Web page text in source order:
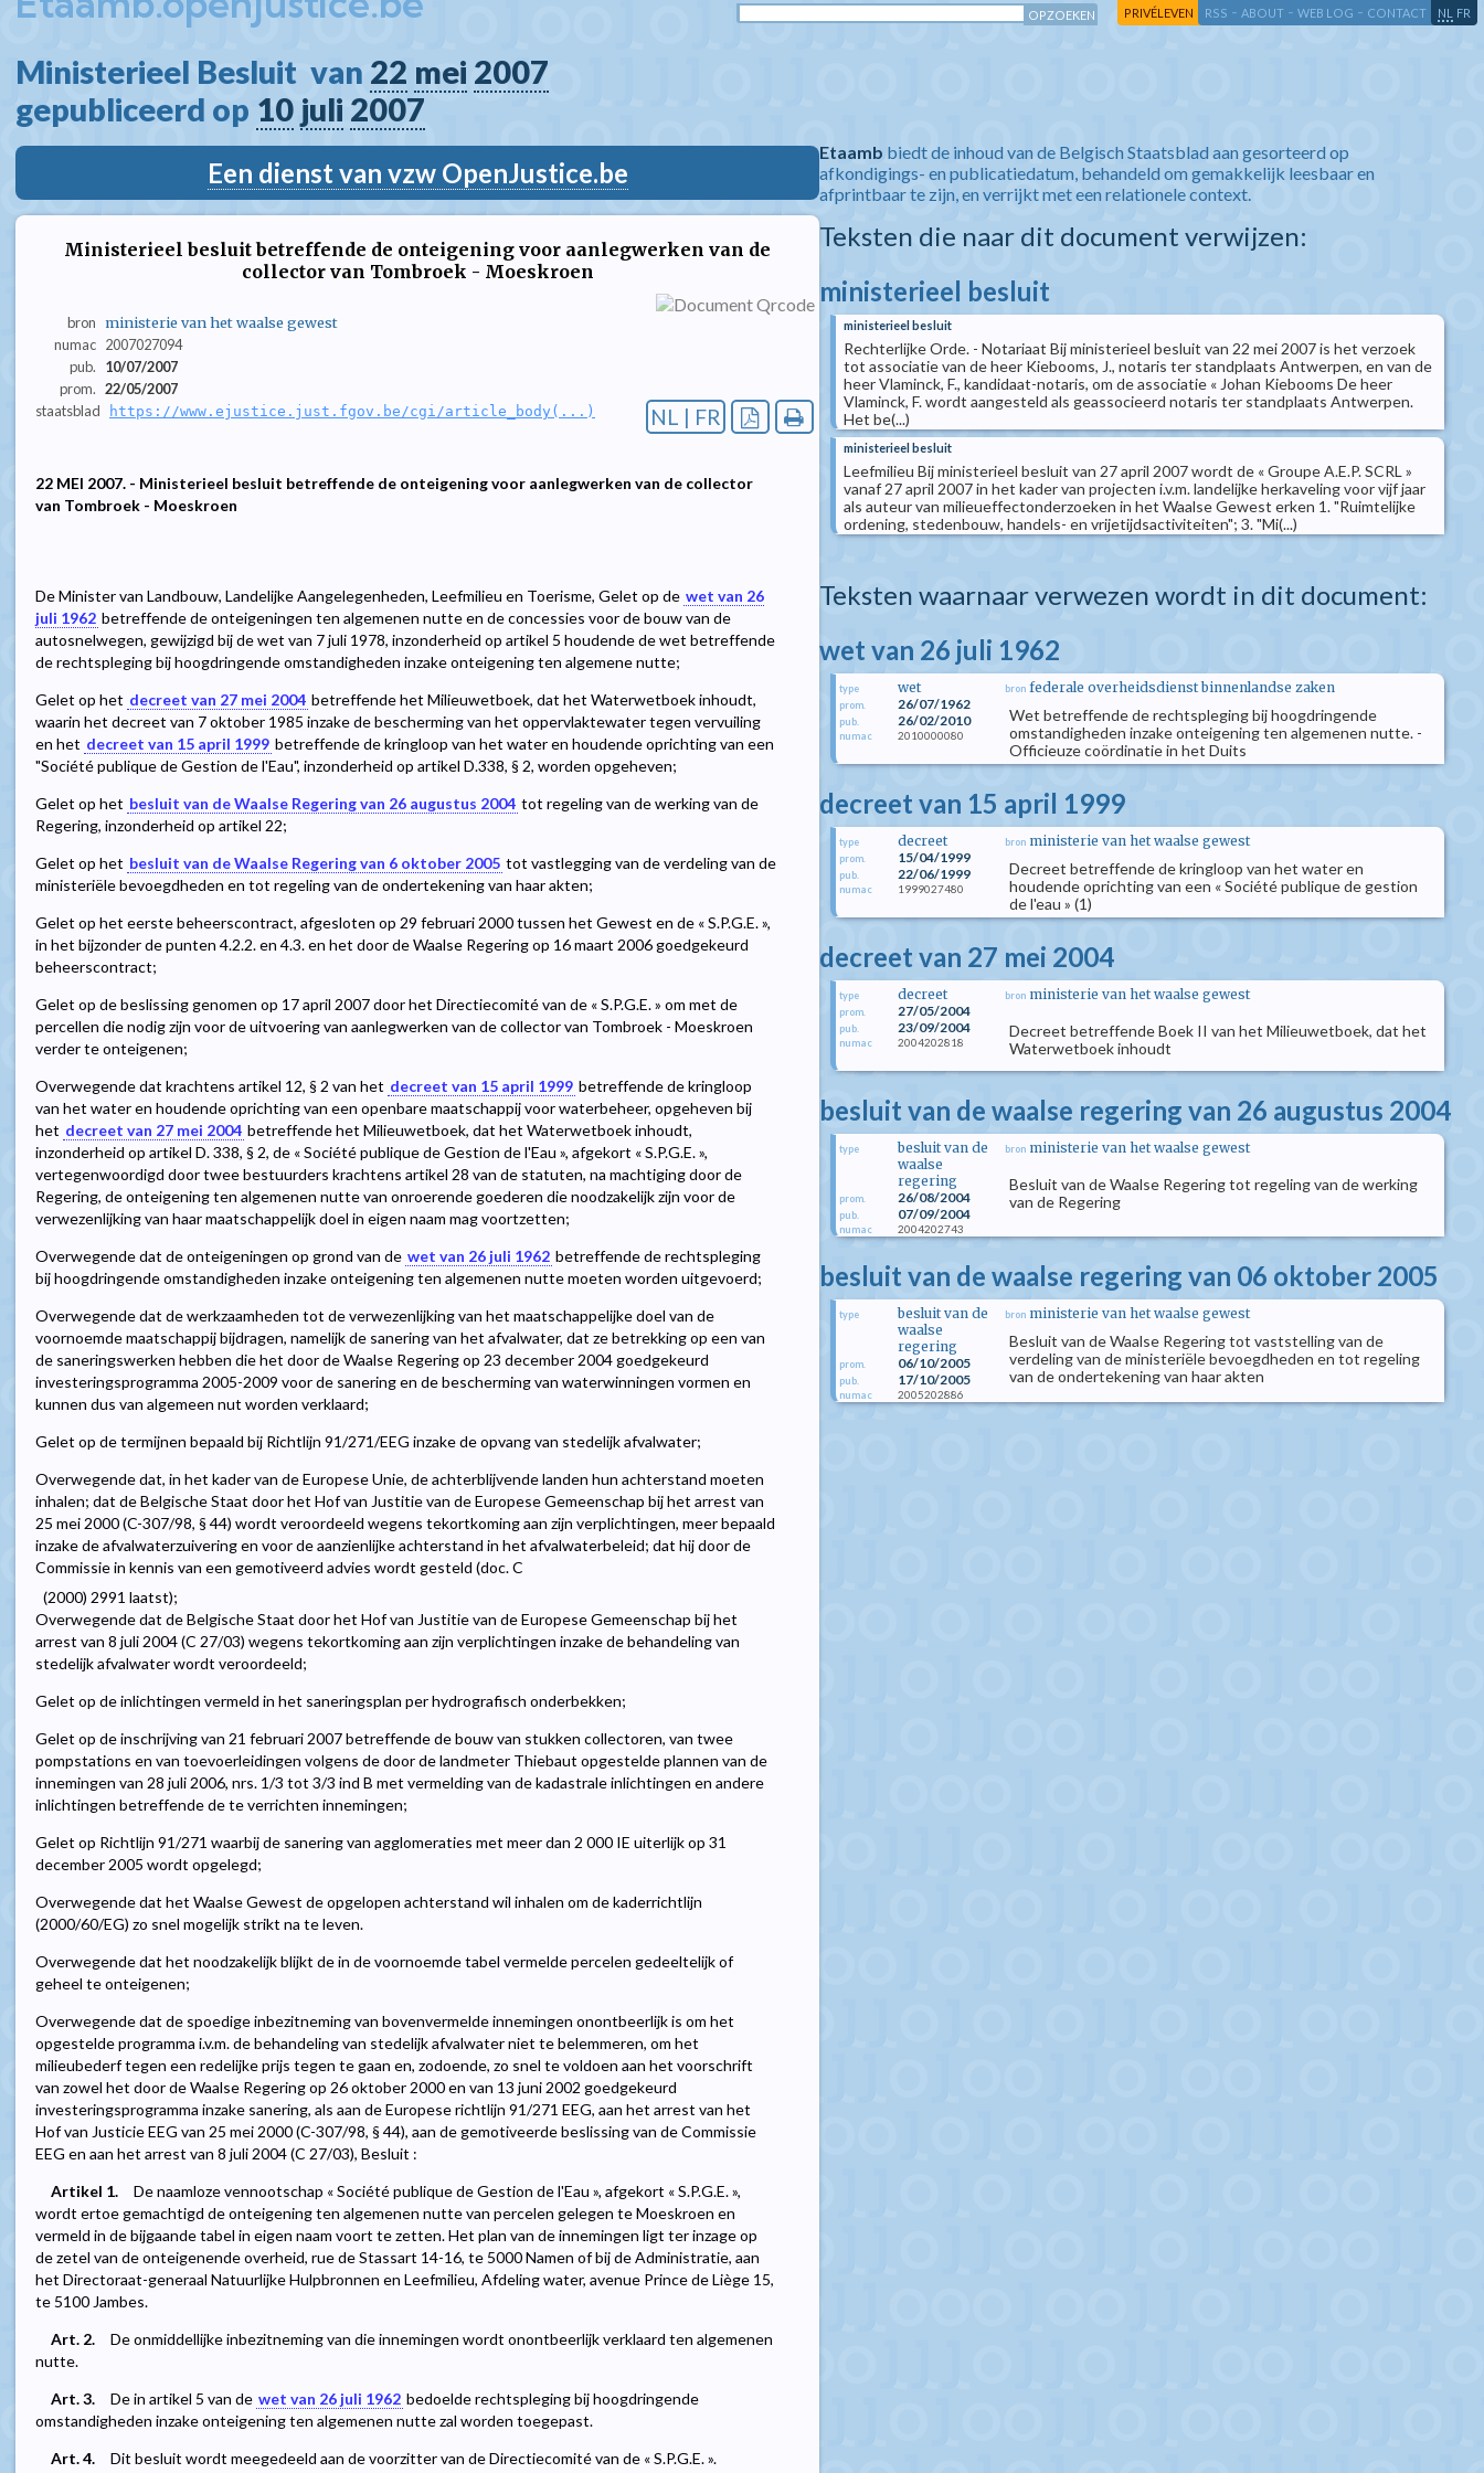
PRIVÉLEVEN RSS - ABOUT - WEB LOG - CONTACT NL FR
Ministerieel Besluit  van 22 mei 2007
gepubliceerd op 10 juli 2007
Een dienst van vzw OpenJustice.be
Ministerieel besluit betreffende de onteigening voor aanlegwerken van de
collector van Tombroek - Moeskroen
bron ministerie van het waalse gewest
numac 2007027094
pub.
10/07/2007
prom. 22/05/2007
staatsblad
https://www.ejustice.just.fgov.be/cgi/article_body(...) NL | FR
22 MEI 2007. - Ministerieel besluit betreffende de onteigening voor aanlegwerken van de collector
van Tombroek - Moeskroen
De Minister van Landbouw, Landelijke Aangelegenheden, Leefmilieu en Toerisme, Gelet op de wet van 26
juli 1962 betreffende de onteigeningen ten algemenen nutte en de concessies voor de bouw van de
autosnelwegen, gewijzigd bij de wet van 7 juli 1978, inzonderheid op artikel 5 houdende de wet betreffende
de rechtspleging bij hoogdringende omstandigheden inzake onteigening ten algemene nutte;
Gelet op het decreet van 27 mei 2004 betreffende het Milieuwetboek, dat het Waterwetboek inhoudt,
waarin het decreet van 7 oktober 1985 inzake de bescherming van het oppervlaktewater tegen vervuiling
en het decreet van 15 april 1999 betreffende de kringloop van het water en houdende oprichting van een
"Société publique de Gestion de l'Eau", inzonderheid op artikel D.338, § 2, worden opgeheven;
Gelet op het besluit van de Waalse Regering van 26 augustus 2004 tot regeling van de werking van de
Regering, inzonderheid op artikel 22;
Gelet op het besluit van de Waalse Regering van 6 oktober 2005 tot vastlegging van de verdeling van de
ministeriële bevoegdheden en tot regeling van de ondertekening van haar akten;
Gelet op het eerste beheerscontract, afgesloten op 29 februari 2000 tussen het Gewest en de « S.P.G.E. »,
in het bijzonder de punten 4.2.2. en 4.3. en het door de Waalse Regering op 16 maart 2006 goedgekeurd
beheerscontract;
Gelet op de beslissing genomen op 17 april 2007 door het Directiecomité van de « S.P.G.E. » om met de
percellen die nodig zijn voor de uitvoering van aanlegwerken van de collector van Tombroek - Moeskroen
verder te onteigenen;
Overwegende dat krachtens artikel 12, § 2 van het decreet van 15 april 1999 betreffende de kringloop
van het water en houdende oprichting van een openbare maatschappij voor waterbeheer, opgeheven bij
het decreet van 27 mei 2004 betreffende het Milieuwetboek, dat het Waterwetboek inhoudt,
inzonderheid op artikel D. 338, § 2, de « Société publique de Gestion de l'Eau », afgekort « S.P.G.E. »,
vertegenwoordigd door twee bestuurders krachtens artikel 28 van de statuten, na machtiging door de
Regering, de onteigening ten algemenen nutte van onroerende goederen die noodzakelijk zijn voor de
verwezenlijking van haar maatschappelijk doel in eigen naam mag voortzetten;
Overwegende dat de onteigeningen op grond van de wet van 26 juli 1962 betreffende de rechtspleging
bij hoogdringende omstandigheden inzake onteigening ten algemenen nutte moeten worden uitgevoerd;
Overwegende dat de werkzaamheden tot de verwezenlijking van het maatschappelijke doel van de
voornoemde maatschappij bijdragen, namelijk de sanering van het afvalwater, dat ze betrekking op een van
de saneringswerken hebben die het door de Waalse Regering op 23 december 2004 goedgekeurd
investeringsprogramma 2005-2009 voor de sanering en de bescherming van waterwinningen vormen en
kunnen dus van algemeen nut worden verklaard;
Gelet op de termijnen bepaald bij Richtlijn 91/271/EEG inzake de opvang van stedelijk afvalwater;
Overwegende dat, in het kader van de Europese Unie, de achterblijvende landen hun achterstand moeten
inhalen; dat de Belgische Staat door het Hof van Justitie van de Europese Gemeenschap bij het arrest van
25 mei 2000 (C-307/98, § 44) wordt veroordeeld wegens tekortkoming aan zijn verplichtingen, meer bepaald
inzake de afvalwaterzuivering en voor de aanzienlijke achterstand in het afvalwaterbeleid; dat hij door de
Commissie in kennis van een gemotiveerd advies wordt gesteld (doc. C
(2000) 2991 laatst);
Overwegende dat de Belgische Staat door het Hof van Justitie van de Europese Gemeenschap bij het
arrest van 8 juli 2004 (C 27/03) wegens tekortkoming aan zijn verplichtingen inzake de behandeling van
stedelijk afvalwater wordt veroordeeld;
Gelet op de inlichtingen vermeld in het saneringsplan per hydrografisch onderbekken;
Gelet op de inschrijving van 21 februari 2007 betreffende de bouw van stukken collectoren, van twee
pompstations en van toevoerleidingen volgens de door de landmeter Thiebaut opgestelde plannen van de
innemingen van 28 juli 2006, nrs. 1/3 tot 3/3 ind B met vermelding van de kadastrale inlichtingen en andere
inlichtingen betreffende de te verrichten innemingen;
Gelet op Richtlijn 91/271 waarbij de sanering van agglomeraties met meer dan 2 000 IE uiterlijk op 31
december 2005 wordt opgelegd;
Overwegende dat het Waalse Gewest de opgelopen achterstand wil inhalen om de kaderrichtlijn
(2000/60/EG) zo snel mogelijk strikt na te leven.
Overwegende dat het noodzakelijk blijkt de in de voornoemde tabel vermelde percelen gedeeltelijk of
geheel te onteigenen;
Overwegende dat de spoedige inbezitneming van bovenvermelde innemingen onontbeerlijk is om het
opgestelde programma i.v.m. de behandeling van stedelijk afvalwater niet te belemmeren, om het
milieubederf tegen een redelijke prijs tegen te gaan en, zodoende, zo snel te voldoen aan het voorschrift
van zowel het door de Waalse Regering op 26 oktober 2000 en van 13 juni 2002 goedgekeurd
investeringsprogramma inzake sanering, als aan de Europese richtlijn 91/271 EEG, aan het arrest van het
Hof van Justicie EEG van 25 mei 2000 (C-307/98, § 44), aan de gemotiveerde beslissing van de Commissie
EEG en aan het arrest van 8 juli 2004 (C 27/03), Besluit :
Artikel 1.
De naamloze vennootschap « Société publique de Gestion de l'Eau », afgekort « S.P.G.E. »,
wordt ertoe gemachtigd de onteigening ten algemenen nutte van percelen gelegen te Moeskroen en
vermeld in de bijgaande tabel in eigen naam voort te zetten. Het plan van de innemingen ligt ter inzage op
de zetel van de onteigenende overheid, rue de Stassart 14-16, te 5000 Namen of bij de Administratie, aan
het Directoraat-generaal Natuurlijke Hulpbronnen en Leefmilieu, Afdeling water, avenue Prince de Liège 15,
te 5100 Jambes.
Art. 2.
De onmiddellijke inbezitneming van die innemingen wordt onontbeerlijk verklaard ten algemenen
nutte.
Art. 3.
De in artikel 5 van de wet van 26 juli 1962 bedoelde rechtspleging bij hoogdringende
omstandigheden inzake onteigening ten algemenen nutte zal worden toegepast.
Art. 4.
Dit besluit wordt meegedeeld aan de voorzitter van de Directiecomité van de « S.P.G.E. ».
Etaamb biedt de inhoud van de Belgisch Staatsblad aan gesorteerd op
afkondigings- en publicatiedatum, behandeld om gemakkelijk leesbaar en
afprintbaar te zijn, en verrijkt met een relationele context.
Teksten die naar dit document verwijzen:
ministerieel besluit
ministerieel besluit
Rechterlijke Orde. - Notariaat Bij ministerieel besluit van 22 mei 2007 is het verzoek
tot associatie van de heer Kiebooms, J., notaris ter standplaats Antwerpen, en van de
heer Vlaminck, F., kandidaat-notaris, om de associatie « Johan Kiebooms De heer
Vlaminck, F. wordt aangesteld als geassocieerd notaris ter standplaats Antwerpen.
Het be(...)
ministerieel besluit
Leefmilieu Bij ministerieel besluit van 27 april 2007 wordt de « Groupe A.E.P. SCRL »
vanaf 27 april 2007 in het kader van projecten i.v.m. landelijke herkaveling voor vijf jaar
als auteur van milieueffectonderzoeken in het Waalse Gewest erken 1. "Ruimtelijke
ordening, stedenbouw, handels- en vrijetijdsactiviteiten"; 3. "Mi(...)
Teksten waarnaar verwezen wordt in dit document:
wet van 26 juli 1962
type wet
prom. 26/07/1962
pub. 26/02/2010
numac 2010000080
bron federale overheidsdienst binnenlandse zaken
Wet betreffende de rechtspleging bij hoogdringende
omstandigheden inzake onteigening ten algemenen nutte. -
Officieuze coördinatie in het Duits
decreet van 15 april 1999
type decreet
prom. 15/04/1999
pub. 22/06/1999
numac 1999027480
bron ministerie van het waalse gewest
Decreet betreffende de kringloop van het water en
houdende oprichting van een « Société publique de gestion
de l'eau » (1)
decreet van 27 mei 2004
type decreet
prom. 27/05/2004
pub. 23/09/2004
numac 2004202818
bron ministerie van het waalse gewest
Decreet betreffende Boek II van het Milieuwetboek, dat het
Waterwetboek inhoudt
besluit van de waalse regering van 26 augustus 2004
type
besluit van de
waalse
regering
prom. 26/08/2004
pub. 07/09/2004
numac 2004202743
bron ministerie van het waalse gewest
Besluit van de Waalse Regering tot regeling van de werking
van de Regering
besluit van de waalse regering van 06 oktober 2005
type
besluit van de
waalse
regering
prom. 06/10/2005
pub. 17/10/2005
numac 2005202886
bron ministerie van het waalse gewest
Besluit van de Waalse Regering tot vaststelling van de
verdeling van de ministeriële bevoegdheden en tot regeling
van de ondertekening van haar akten